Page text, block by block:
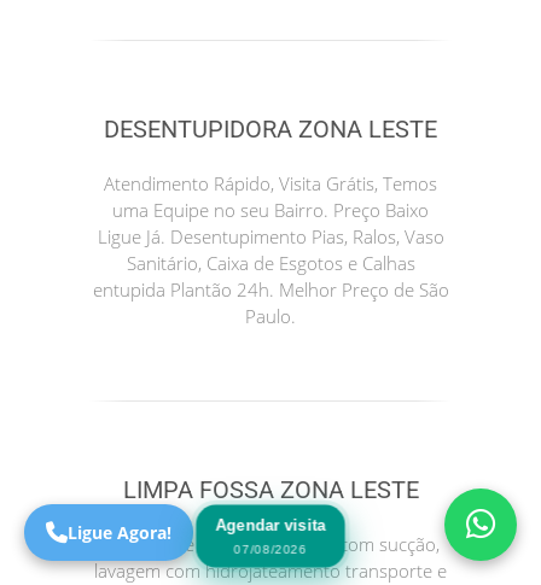
DESENTUPIDORA ZONA LESTE
Atendimento Rápido, Visita Grátis, Temos
uma Equipe no seu Bairro. Preço Baixo
Ligue Já. Desentupimento Pias, Ralos, Vaso
Sanitário, Caixa de Esgotos e Calhas
entupida Plantão 24h. Melhor Preço de São
Paulo.
LIMPA FOSSA ZONA LESTE
Serviços de limpeza de fossa com sucção,
lavagem com hidrojateamento transporte e
Agendar visita
07/08/2026
Ligue Agora!